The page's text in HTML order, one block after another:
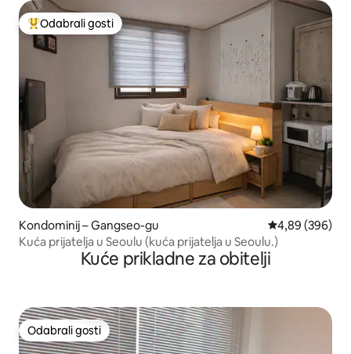
Među najviše rangiranima s oznakom „Odabrali gosti”
Odabrali gosti
Kondominij – Gangseo-gu Prosječna
4,89 (396)
Kuća prijatelja u Seoulu (kuća prijatelja u Seoulu.)
Kuće prikladne za obitelji
Odabrali gosti
Odabrali gosti